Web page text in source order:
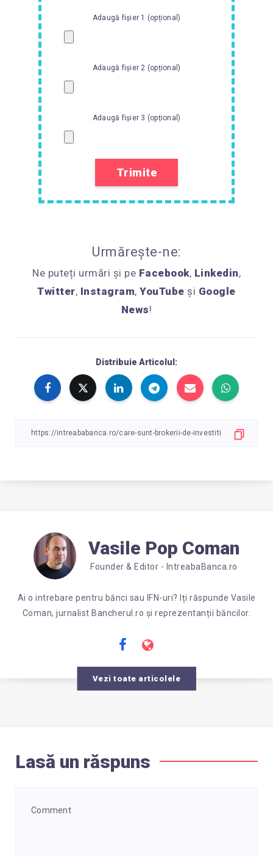
Adaugă fișier 1 (opțional)
Adaugă fișier 2 (opțional)
Adaugă fișier 3 (opțional)
Urmărește-ne:
Ne puteți urmări și pe Facebook, Linkedin,
Twitter, Instagram,YouTube și Google
News!
Distribuie Articolul:
Vasile Pop Coman
Founder & Editor - IntreabaBanca.ro
Ai o intrebare pentru bănci sau IFN-uri? Iți răspunde Vasile
Coman, jurnalist Bancherul.ro și reprezentanții băncilor.
Vezi toate articolele
Lasă un răspuns